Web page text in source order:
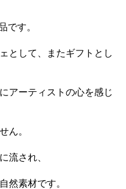
す。
として、またギフトとし
にアーティストの心を感じ
ん。
流され、
然素材です。